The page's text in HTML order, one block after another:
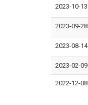
2023-10-13
2023-09-28
2023-08-14
2023-02-09
2022-12-08